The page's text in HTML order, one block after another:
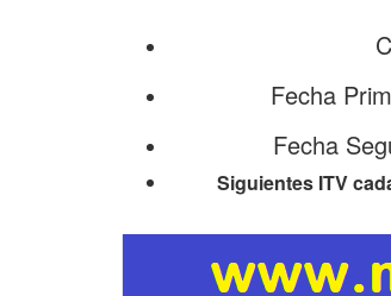
Fecha
Fecha
Siguientes ITV